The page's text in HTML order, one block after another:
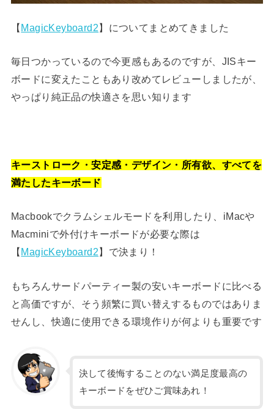
【MagicKeyboard2】についてまとめてきました
毎日つかっているので今更感もあるのですが、JISキー
ボードに変えたこともあり改めてレビューしましたが、
やっぱり純正品の快適さを思い知ります
キーストローク・安定感・デザイン・所有欲、すべてを
満たしたキーボード
Macbookでクラムシェルモードを利用したり、iMacや
Macminiで外付けキーボードが必要な際は
【 MagicKeyboard2 】で決まり！
もちろんサードパーティー製の安いキーボードに比べる
と高価ですが、そう頻繁に買い替えするものではありま
せんし、快適に使用できる環境作りが何よりも重要です
決して後悔することのない満足度最高の
キーボードをぜひご賞味あれ！